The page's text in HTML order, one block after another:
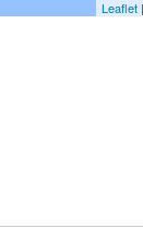
Leaflet